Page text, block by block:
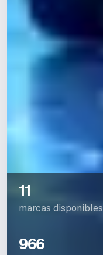
11
marcas disponibles
966